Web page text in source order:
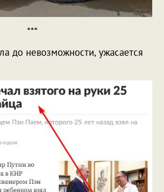
***
до невозможности, ужасается